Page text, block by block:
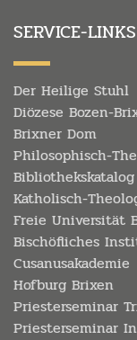
SERVICE-LINKS
Der Heilige Stuhl
Diözese Bozen-
Brixner Dom
Philosophisch-
Bibliothekskatalog
Katholisch-
Freie Universität
Bischöfliches
Cusanusakademie
Hofburg Brixen
Priesterseminar
Priesterseminar